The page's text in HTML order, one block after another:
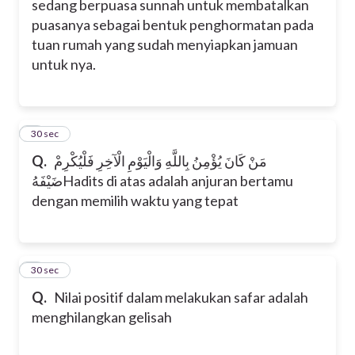
sedang berpuasa sunnah untuk membatalkan
puasanya sebagai bentuk penghormatan pada
tuan rumah yang sudah menyiapkan jamuan
untuk nya.
Q. مَنْ كَانَ يُؤْمِنُ بِاللَّهِ وَالْيَوْمِ الْآخِرِ فَلْيُكْرِمْ
ضَيْفَهُHadits di atas adalah anjuran bertamu
dengan memilih waktu yang tepat
7
30 sec
Q. Nilai positif dalam melakukan safar adalah
menghilangkan gelisah
8
30 sec